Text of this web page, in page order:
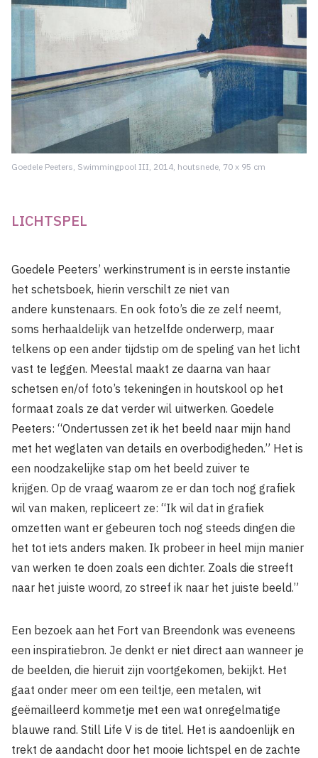
Goedele Peeters, Swimmingpool III, 2014, houtsnede, 70 x 95 cm
LICHTSPEL
Goedele Peeters’ werkinstrument is in eerste instantie
het schetsboek, hierin verschilt ze niet van
andere kunstenaars. En ook foto’s die ze zelf neemt,
soms herhaaldelijk van hetzelfde onderwerp, maar
telkens op een ander tijdstip om de speling van het licht
vast te leggen. Meestal maakt ze daarna van haar
schetsen en/of foto’s tekeningen in houtskool op het
formaat zoals ze dat verder wil uitwerken. Goedele
Peeters: “Ondertussen zet ik het beeld naar mijn hand
met het weglaten van details en overbodigheden.” Het is
een noodzakelijke stap om het beeld zuiver te
krijgen. Op de vraag waarom ze er dan toch nog grafiek
wil van maken, repliceert ze: “Ik wil dat in grafiek
omzetten want er gebeuren toch nog steeds dingen die
het tot iets anders maken. Ik probeer in heel mijn manier
van werken te doen zoals een dichter. Zoals die streeft
naar het juiste woord, zo streef ik naar het juiste beeld.”
Een bezoek aan het Fort van Breendonk was eveneens
een inspiratiebron. Je denkt er niet direct aan wanneer je
de beelden, die hieruit zijn voortgekomen, bekijkt. Het
gaat onder meer om een teiltje, een metalen, wit
geëmailleerd kommetje met een wat onregelmatige
blauwe rand. Still Life V is de titel. Het is aandoenlijk en
trekt de aandacht door het mooie lichtspel en de zachte